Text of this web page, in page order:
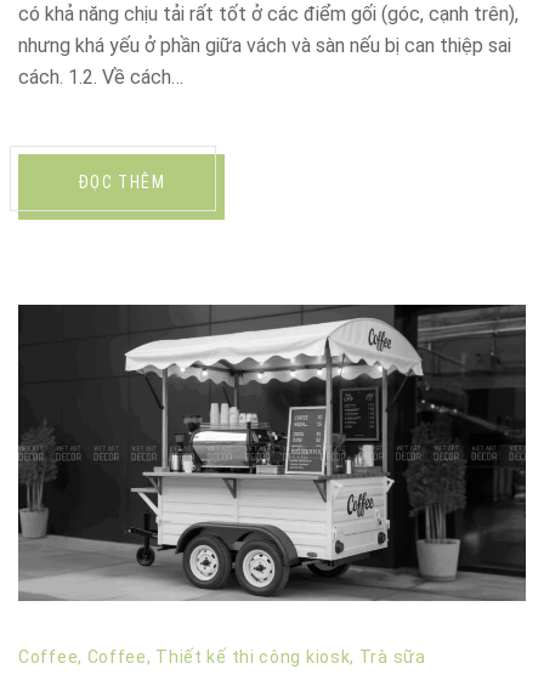
có khả năng chịu tải rất tốt ở các điểm gối (góc, cạnh trên),
nhưng khá yếu ở phần giữa vách và sàn nếu bị can thiệp sai
cách. 1.2. Về cách…
ĐỌC THÊM
Coffee, Coffee, Thiết kế thi công kiosk, Trà sữa